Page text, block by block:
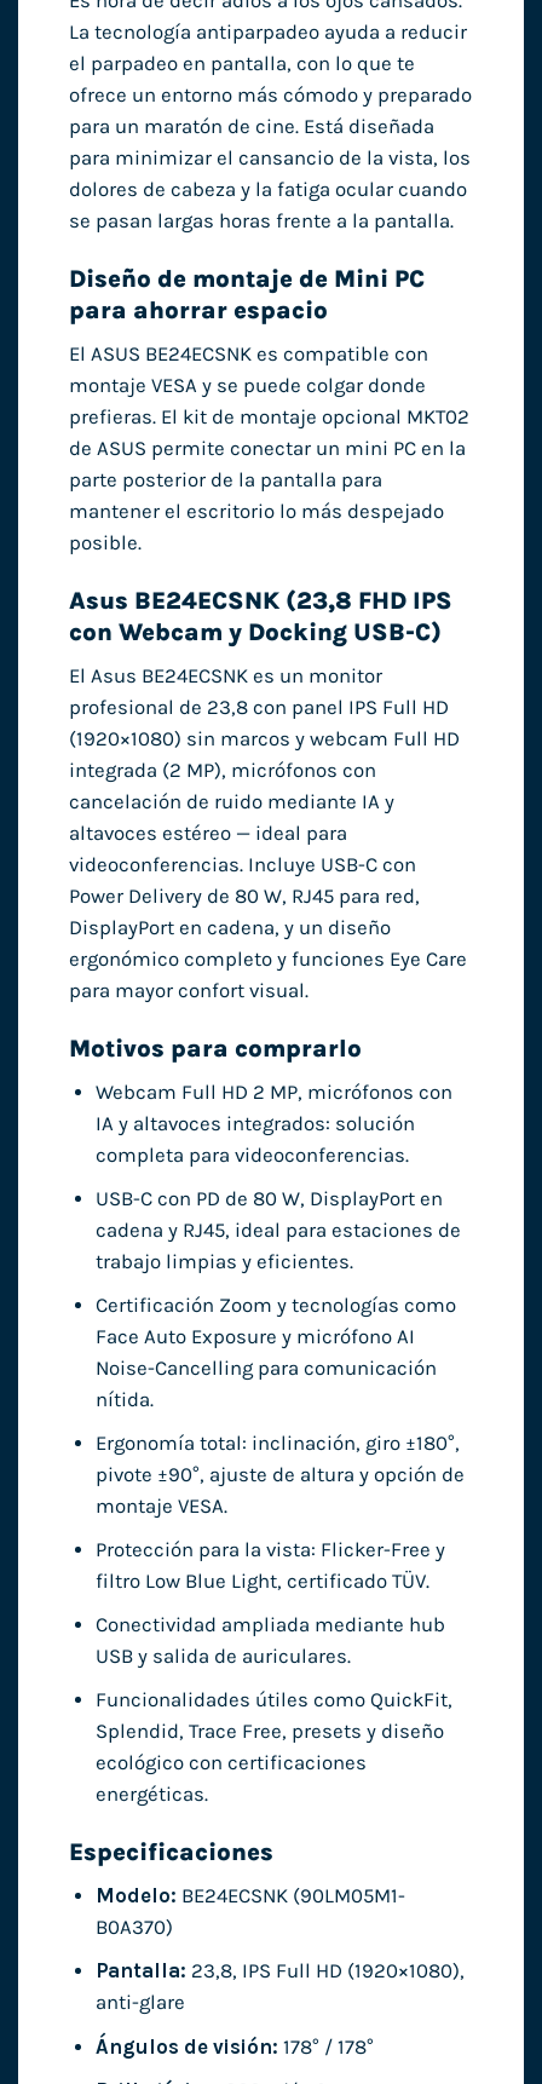
La tecnología antiparpadeo ayuda a reducir
el parpadeo en pantalla, con lo que te
ofrece un entorno más cómodo y preparado
para un maratón de cine. Está diseñada
para minimizar el cansancio de la vista, los
dolores de cabeza y la fatiga ocular cuando
se pasan largas horas frente a la pantalla.
Diseño de montaje de Mini PC
para ahorrar espacio
El ASUS BE24ECSNK es compatible con
montaje VESA y se puede colgar donde
prefieras. El kit de montaje opcional MKT02
de ASUS permite conectar un mini PC en la
parte posterior de la pantalla para
mantener el escritorio lo más despejado
posible.
Asus BE24ECSNK (23,8 FHD IPS
con Webcam y Docking USB-C)
El Asus BE24ECSNK es un monitor
profesional de 23,8 con panel IPS Full HD
(1920×1080) sin marcos y webcam Full HD
integrada (2 MP), micrófonos con
cancelación de ruido mediante IA y
altavoces estéreo — ideal para
videoconferencias. Incluye USB-C con
Power Delivery de 80 W, RJ45 para red,
DisplayPort en cadena, y un diseño
ergonómico completo y funciones Eye Care
para mayor confort visual.
Motivos para comprarlo
Webcam Full HD 2 MP, micrófonos con
IA y altavoces integrados: solución
completa para videoconferencias.
USB-C con PD de 80 W, DisplayPort en
cadena y RJ45, ideal para estaciones de
trabajo limpias y eficientes.
Certificación Zoom y tecnologías como
Face Auto Exposure y micrófono AI
Noise-Cancelling para comunicación
nítida.
Ergonomía total: inclinación, giro ±180°,
pivote ±90°, ajuste de altura y opción de
montaje VESA.
Protección para la vista: Flicker-Free y
filtro Low Blue Light, certificado TÜV.
Conectividad ampliada mediante hub
USB y salida de auriculares.
Funcionalidades útiles como QuickFit,
Splendid, Trace Free, presets y diseño
ecológico con certificaciones
energéticas.
Especificaciones
Modelo: BE24ECSNK (90LM05M1-
B0A370)
Pantalla: 23,8, IPS Full HD (1920×1080),
anti-glare
Ángulos de visión: 178° / 178°